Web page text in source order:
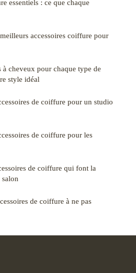
essentiels : ce que chaque
accessoires coiffure pour
à cheveux pour chaque type de
style idéal
de coiffure pour un studio
de coiffure pour les
de coiffure qui font la
de coiffure à ne pas